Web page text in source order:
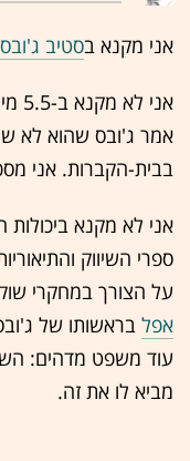
אני מקנא בסטיב ג'ובס
אמר ג'ובס שהוא לא
בבית-הקברות. אני
אני לא מקנא
ספרי השיווק
על הצורך במחקרי
אפל בראשותו של
עוד משפט מדהים:
מביא לו את זה.